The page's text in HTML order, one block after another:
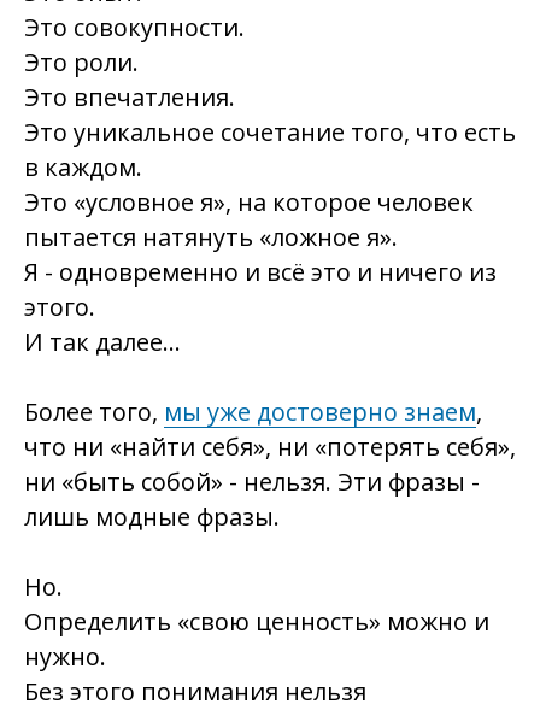
Это совокупности.
Это роли.
Это впечатления.
Это уникальное сочетание того, что есть
в каждом.
Это «условное я», на которое человек
пытается натянуть «ложное я».
Я - одновременно и всё это и ничего из
этого.
И так далее…
Более того, мы уже достоверно знаем,
что ни «найти себя», ни «потерять себя»,
ни «быть собой» - нельзя. Эти фразы -
лишь модные фразы.
Но.
Определить «свою ценность» можно и
нужно.
Без этого понимания нельзя